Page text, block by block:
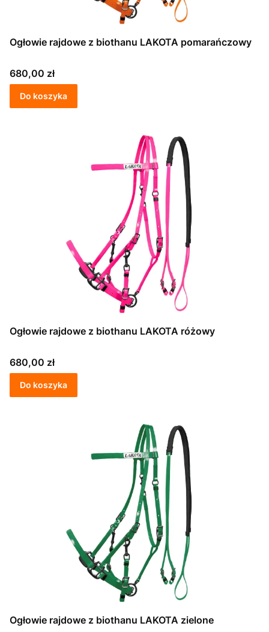
Ogłowie rajdowe z biothanu LAKOTA pomarańczowy
Cena
680,00 zł
Do koszyka
Ogłowie rajdowe z biothanu LAKOTA różowy
Cena
680,00 zł
Do koszyka
Ogłowie rajdowe z biothanu LAKOTA zielone